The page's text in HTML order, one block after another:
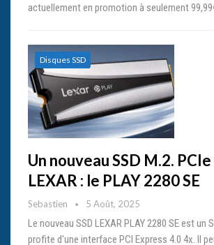
actuellement en promotion à seulement
Disques SSD
Un nouveau SSD M.2.
LEXAR : le PLAY 2280 SE
Sebastien 5 Août, 2025
Le nouveau SSD LEXAR PLAY 2280 SE est un
profite d'une interface PCI Express 4.0 4x. Il